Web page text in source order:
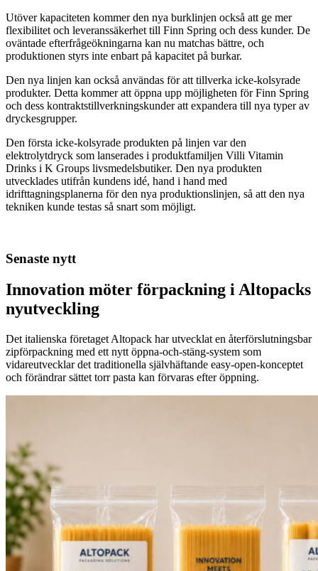
Utöver kapaciteten kommer den nya burklinjen också att ge mer
flexibilitet och leveranssäkerhet till Finn Spring och dess kunder. De
oväntade efterfrågeökningarna kan nu matchas bättre, och
produktionen styrs inte enbart på kapacitet på burkar.
Den nya linjen kan också användas för att tillverka icke-kolsyrade
produkter. Detta kommer att öppna upp möjligheten för Finn Spring
och dess kontraktstillverkningskunder att expandera till nya typer av
dryckesgrupper.
Den första icke-kolsyrade produkten på linjen var den
elektrolytdryck som lanserades i produktfamiljen Villi Vitamin
Drinks i K Groups livsmedelsbutiker. Den nya produkten
utvecklades utifrån kundens idé, hand i hand med
idrifttagningsplanerna för den nya produktionslinjen, så att den nya
tekniken kunde testas så snart som möjligt.
Senaste nytt
Innovation möter förpackning i Altopacks
nyutveckling
Det italienska företaget Altopack har utvecklat en återförslutningsbar
zipförpackning med ett nytt öppna-och-stäng-system som
vidareutvecklar det traditionella självhäftande easy-open-konceptet
och förändrar sättet torr pasta kan förvaras efter öppning.